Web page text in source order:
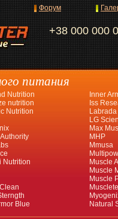
+38 000 000
Форум
питания
Nutrition
nutrition
Nutrition
Nutrition
Blue
Inner
Iss
Labrada
LG
Max
MHP
Mmusa
Muscle
Muscle
Muscle
Natural